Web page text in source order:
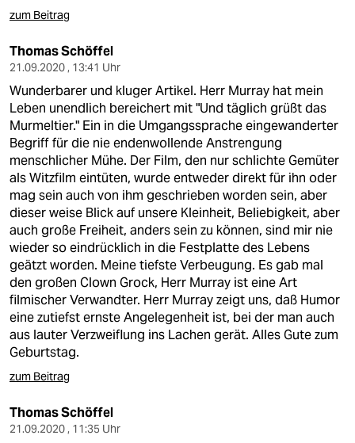
zum Beitrag
Thomas Schöffel
21.09.2020 , 13:41 Uhr
Wunderbarer und kluger Artikel. Herr Murray hat mein
Leben unendlich bereichert mit "Und täglich grüßt das
Murmeltier." Ein in die Umgangssprache eingewanderter
Begriff für die nie endenwollende Anstrengung
menschlicher Mühe. Der Film, den nur schlichte Gemüter
als Witzfilm eintüten, wurde entweder direkt für ihn oder
mag sein auch von ihm geschrieben worden sein, aber
dieser weise Blick auf unsere Kleinheit, Beliebigkeit, aber
auch große Freiheit, anders sein zu können, sind mir nie
wieder so eindrücklich in die Festplatte des Lebens
geätzt worden. Meine tiefste Verbeugung. Es gab mal
den großen Clown Grock, Herr Murray ist eine Art
filmischer Verwandter. Herr Murray zeigt uns, daß Humor
eine zutiefst ernste Angelegenheit ist, bei der man auch
aus lauter Verzweiflung ins Lachen gerät. Alles Gute zum
Geburtstag.
zum Beitrag
Thomas Schöffel
21.09.2020 , 11:35 Uhr